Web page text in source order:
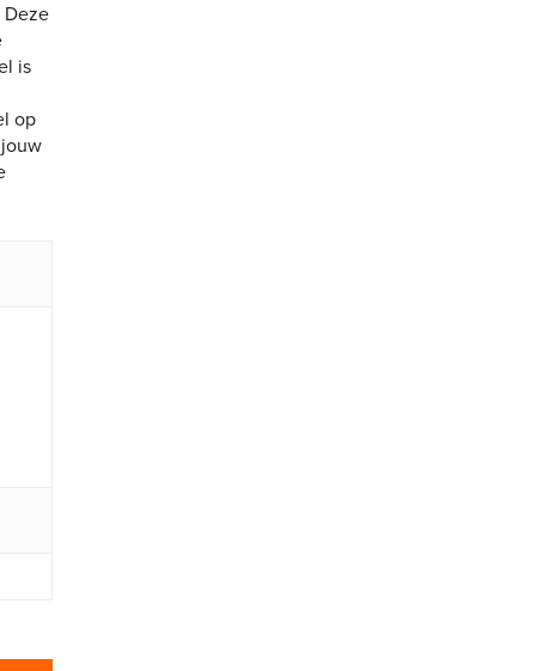
Deze
is
op